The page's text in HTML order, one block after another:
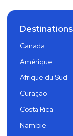
Destinations
Canada
Amérique
Afrique du Sud
Curaçao
Costa Rica
Namibie